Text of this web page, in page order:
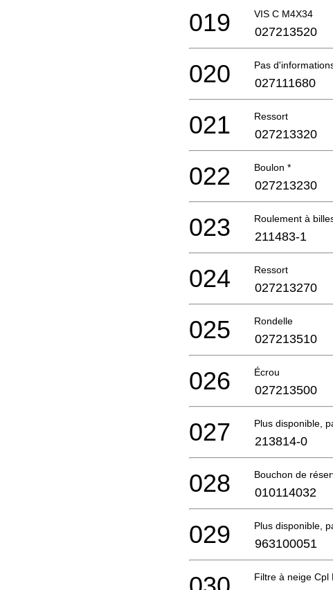
VIS C M4X34
019 027213520
Pas
020 027111680
Ressort
021 027213320
Boulon *
022 027213230
Roulement à
023 211483-1
Ressort
024 027213270
Rondelle
025 027213510
Écrou
026 027213500
Plus disponible,
027 213814-0
Bouchon de
028 010114032
Plus disponible,
029 963100051
Filtre à neige Cpl